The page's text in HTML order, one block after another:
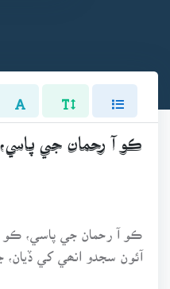
ڪو آ رحمان جي
ڪو آ رحمان جي پاسي، ڪو
آئون سجدو انھي کي